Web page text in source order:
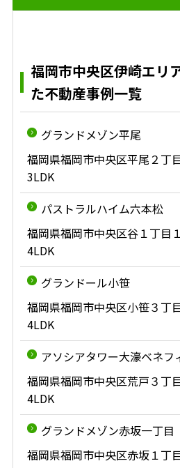
福岡市中央区伊崎エリ
た不動産事例一覧
グランドメゾン平尾
福岡県福岡市中央区平尾２丁
3LDK
パストラルハイム六本松
福岡県福岡市中央区谷１丁目
4LDK
グランドール小笹
福岡県福岡市中央区小笹３丁
4LDK
アソシアタワー大濠ベネフ
福岡県福岡市中央区荒戸３丁
4LDK
グランドメゾン赤坂一丁目
福岡県福岡市中央区赤坂１丁